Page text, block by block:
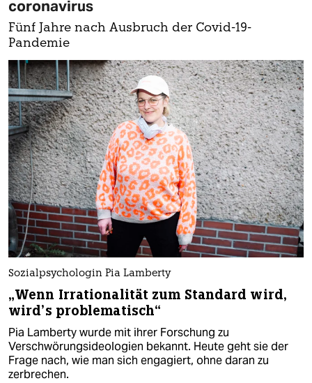
coronavirus
Fünf Jahre nach Ausbruch der Covid-19-
Pandemie
Sozialpsychologin Pia Lamberty
„Wenn Irrationalität zum Standard wird,
wird’s problematisch“
Pia Lamberty wurde mit ihrer Forschung zu
Verschwörungsideologien bekannt. Heute geht sie der
Frage nach, wie man sich engagiert, ohne daran zu
zerbrechen.